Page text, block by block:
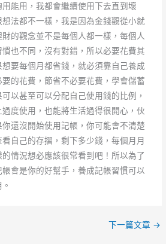
能用，我都會繼續使用下去直到壞
法都不一樣，我是因為金錢觀從小就
的觀念並不是每個人都一樣，每個人
也不同，沒有對錯，所以必要花費其
要每個月都省錢，就必須靠自己養成
的花費，節省不必要花費，學會儲蓄
以甚至可以分配自己使用錢的比例，
度使用，也能將生活過得很開心，伙
還沒開始使用記帳，你可能會不清楚
自己的存摺，剩下多少錢，每個月月
情況想必應該很常看到吧！所以為了
會是你的好幫手，養成記帳習慣可以
下一篇文章 →